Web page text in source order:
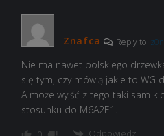
Znafca Reply to
Nie ma nawet polskiego
się tym, czy mówią jakie to WG
A może wyjść z tego taki sam
stosunku do M6A2E1.
Odpowiedz